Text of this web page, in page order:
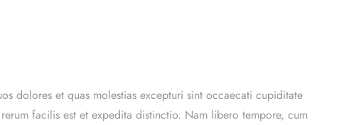
dolores et quas molestias excepturi sint occaecati cupiditate
facilis est et expedita distinctio. Nam libero tempore, cum